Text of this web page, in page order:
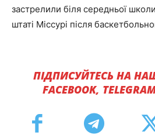
застрелили біля середньої
штаті Міссурі після
ПІДПИСУЙТЕСЬ НА
FACEBOOK,